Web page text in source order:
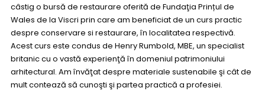
câstig o bursă de restaurare oferită de Fundaţia Prințul de
Wales de la Viscri prin care am beneficiat de un curs practic
despre conservare si restaurare, în localitatea respectivă.
Acest curs este condus de Henry Rumbold, MBE, un specialist
britanic cu o vastă experienţă în domeniul patrimoniului
arhitectural. Am învăţat despre materiale sustenabile şi cât de
mult contează să cunoşti şi partea practică a profesiei.